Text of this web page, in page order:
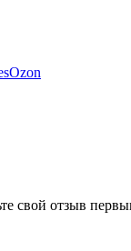
Ozon
свой отзыв